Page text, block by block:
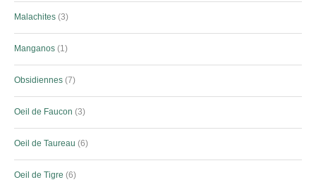
Malachites 3
Manganos 1
Obsidiennes 7
Oeil de Faucon 3
Oeil de Taureau 6
Oeil de Tigre 6